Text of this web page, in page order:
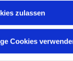
zulassen
Cookies